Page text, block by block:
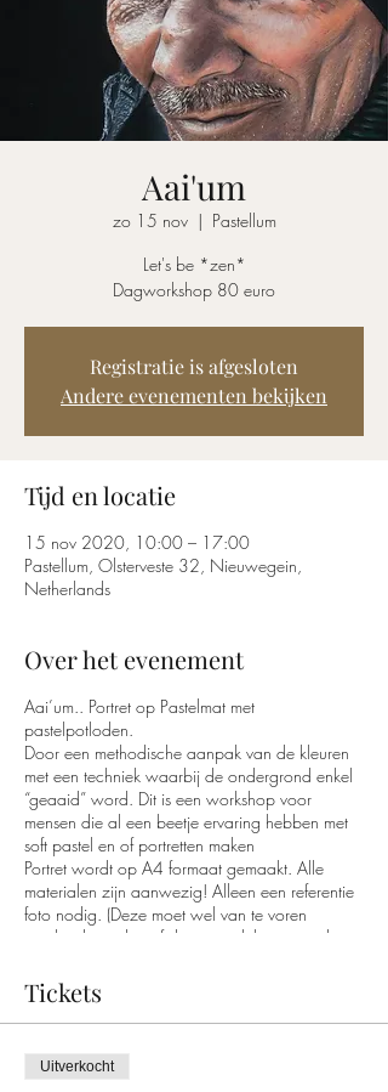
Aai'um
zo 15 nov
  |
Pastellum
Let's be *zen*
Dagworkshop 80 euro
Registratie is afgesloten
Andere evenementen bekijken
Tijd en locatie
15 nov 2020, 10:00 – 17:00
Pastellum, Olsterveste 32, Nieuwegein,
Netherlands
Over het evenement
Aai’um.. Portret op Pastelmat met
pastelpotloden.
Door een methodische aanpak van de kleuren
met een techniek waarbij de ondergrond enkel
“geaaid” word. Dit is een workshop voor
mensen die al een beetje ervaring hebben met
soft pastel en of portretten maken
Portret wordt op A4 formaat gemaakt. Alle
materialen zijn aanwezig! Alleen een referentie
foto nodig. (Deze moet wel van te voren
overlegd worden of deze geschikt is voor de
huidskleuren zitten. Waar licht valt en waar
schaduw te zien is.)
Workshop is incl gebruik materialen en een
lunch
Tickets
Uitverkocht